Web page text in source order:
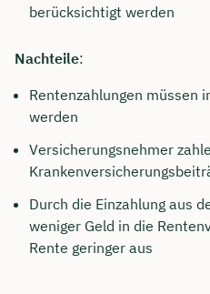
berücksichtigt werden
Nachteile:
Rentenzahlungen müssen
werden
Versicherungsnehmer
Durch die Einzahlung aus
weniger Geld in die
Rente geringer aus